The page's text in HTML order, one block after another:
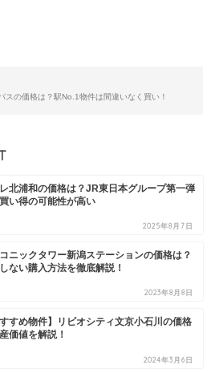
スの価格は？駅No.1物件は間違いなく買い！
北浦和の価格は？JR東日本グループ第一弾
い得の可能性が高い
2025年8月7日
ニックタワー新潟ステーションの価格は？
ない購入方法を徹底解説！
2023年8月8日
すすめ物件】リビオシティ文京小石川の価格
価値を解説！
2024年3月6日